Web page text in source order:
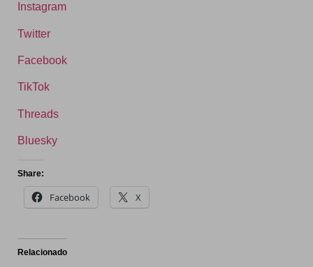
Instagram
Twitter
Facebook
TikTok
Threads
Bluesky
Share:
Facebook X
Relacionado